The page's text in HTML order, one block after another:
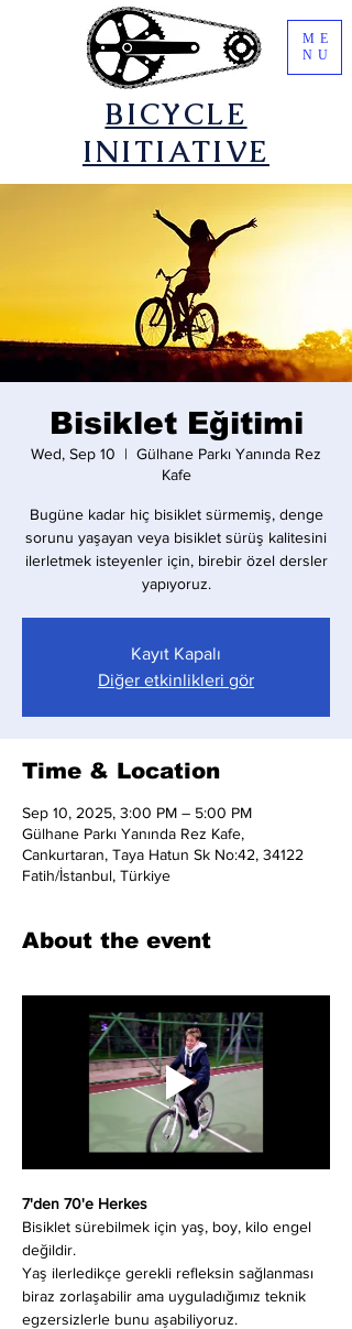
​BICYCLE
INITIATIVE
ME
NU
Bisiklet Eğitimi
Wed, Sep 10
  |
Gülhane Parkı Yanında Rez
Kafe
Bugüne kadar hiç bisiklet sürmemiş, denge
sorunu yaşayan veya bisiklet sürüş kalitesini
ilerletmek isteyenler için, birebir özel dersler
yapıyoruz.
Kayıt Kapalı
Diğer etkinlikleri gör
Time & Location
Sep 10, 2025, 3:00 PM – 5:00 PM
Gülhane Parkı Yanında Rez Kafe,
Cankurtaran, Taya Hatun Sk No:42, 34122
Fatih/İstanbul, Türkiye
About the event
7'den 70'e Herkes
Bisiklet sürebilmek için yaş, boy, kilo engel
değildir.
Yaş ilerledikçe gerekli refleksin sağlanması
biraz zorlaşabilir ama uyguladığımız teknik
egzersizlerle bunu aşabiliyoruz.